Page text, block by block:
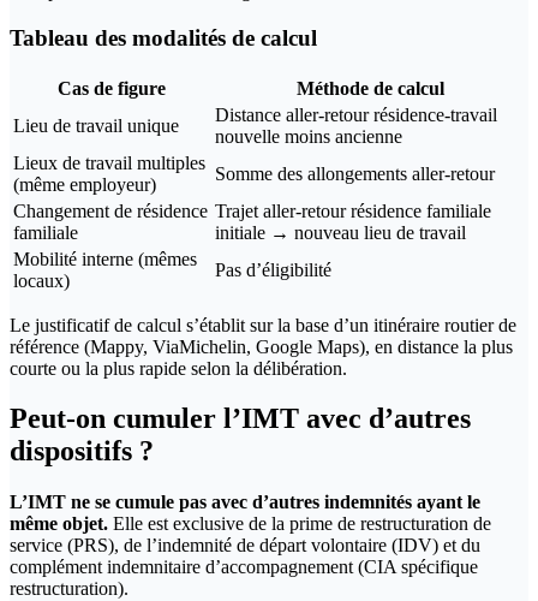
Tableau des modalités de calcul
Cas de figure
Méthode de calcul
Lieu de travail unique
Distance aller-retour résidence-travail
nouvelle moins ancienne
Lieux de travail multiples
(même employeur)
Somme des allongements aller-retour
Changement de résidence
familiale
Trajet aller-retour résidence familiale
initiale → nouveau lieu de travail
Mobilité interne (mêmes
locaux)
Pas d’éligibilité
Le justificatif de calcul s’établit sur la base d’un itinéraire routier de
référence (Mappy, ViaMichelin, Google Maps), en distance la plus
courte ou la plus rapide selon la délibération.
Peut-on cumuler l’IMT avec d’autres
dispositifs ?
L’IMT ne se cumule pas avec d’autres indemnités ayant le
même objet. Elle est exclusive de la prime de restructuration de
service (PRS), de l’indemnité de départ volontaire (IDV) et du
complément indemnitaire d’accompagnement (CIA spécifique
restructuration).